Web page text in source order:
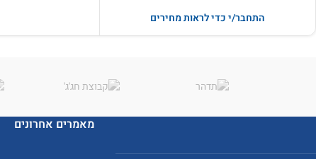
התחבר/י כדי לראות מחירים
מאמרים אחרונים